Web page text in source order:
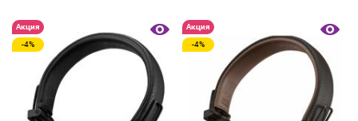
Акция
-4%
Акция
-4%